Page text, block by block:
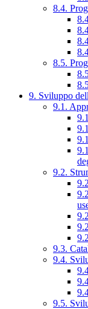
8.4.
8.5.
9. Sviluppo
9.1.
9.2.
9.3.
9.4.
9.5.